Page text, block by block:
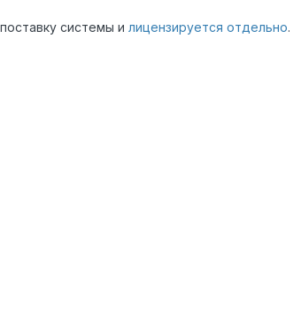
системы и лицензируется отдельно.